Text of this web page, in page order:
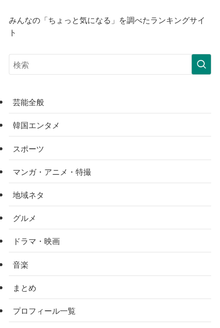
みんなの「ちょっと気になる」を調べたランキングサイ
ト
芸能全般
韓国エンタメ
スポーツ
マンガ・アニメ・特撮
地域ネタ
グルメ
ドラマ・映画
音楽
まとめ
プロフィール一覧